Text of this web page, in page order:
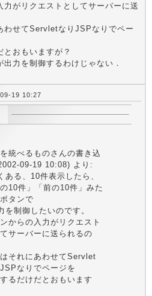
力がリクエストとしてサーバーに送
わせてServletなりJSPなりでペー
とおもいますが？
出力を制御するわけじゃない．
19 10:27
統べるものさんの書き込
09-19 10:08) より:
ある、10件表示したら、
の10件」「前の10件」みた
タンで
を制御したいのです。
からの入力がリクエスト
サーバーに送られるの
それにあわせてServlet
なりでページを
るだけだとおもいます